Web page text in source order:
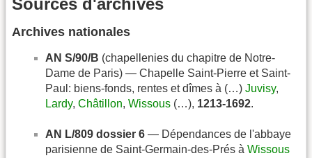
Sources d'archives
Archives nationales
AN S/90/B (chapellenies du chapitre de Notre-
Dame de Paris) — Chapelle Saint-Pierre et Saint-
Paul: biens-fonds, rentes et dîmes à (…) Juvisy,
Lardy, Châtillon, Wissous (…), 1213-1692.
AN L/809 dossier 6 — Dépendances de l'abbaye
parisienne de Saint-Germain-des-Prés à Wissous